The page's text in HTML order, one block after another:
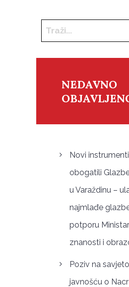
NEDAVNO
Novi instrumenti
obogatili
u Varaždinu –
najmlađe
potporu
znanosti i
Poziv na
javnošću o